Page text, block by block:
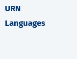
URN
Languages